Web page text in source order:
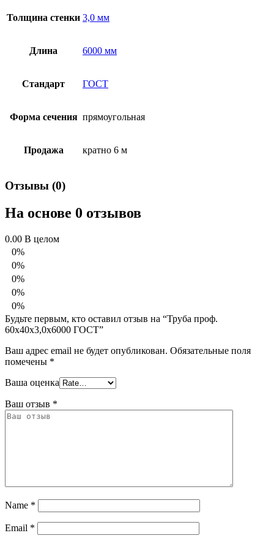
Толщина стенки 3,0 мм
Длина 6000 мм
Стандарт ГОСТ
Форма сечения прямоугольная
Продажа кратно 6 м
Отзывы (0)
На основе 0 отзывов
0.00 В целом
0%
0%
0%
0%
0%
Будьте первым, кто оставил отзыв на “Труба проф.
60х40х3,0х6000 ГОСТ”
Ваш адрес email не будет опубликован. Обязательные поля
помечены *
Ваша оценка
Ваш отзыв *
Name *
Email *